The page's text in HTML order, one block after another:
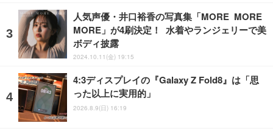
人気声優・井口裕香の写真集「MORE MORE
MORE」が4刷決定！ 水着やランジェリーで美
ボディ披露
2024.10.11(金) 19:15
4:3ディスプレイの『Galaxy Z Fold8』は「思
った以上に実用的」
2026.8.9(日) 16:19